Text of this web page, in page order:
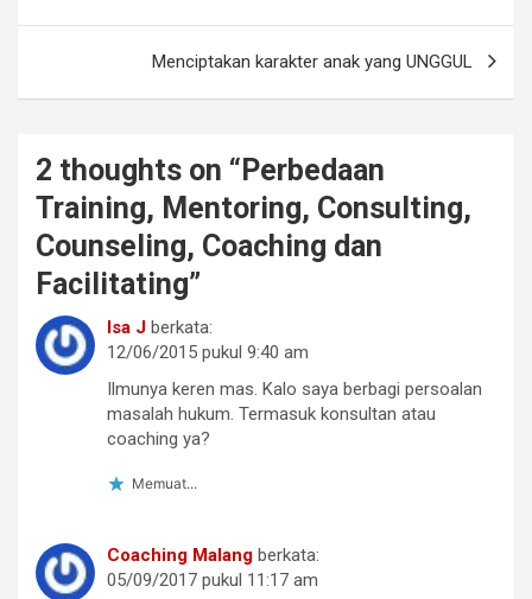
k
Menciptakan karakter anak yang UNGGUL
2 thoughts on “ Perbedaan
Training, Mentoring, Consulting,
Counseling, Coaching dan
Facilitating”
Isa J berkata:
12/06/2015 pukul 9:40 am
Ilmunya keren mas. Kalo saya berbagi persoalan
masalah hukum. Termasuk konsultan atau
coaching ya?
Memuat...
Coaching Malang berkata:
05/09/2017 pukul 11:17 am